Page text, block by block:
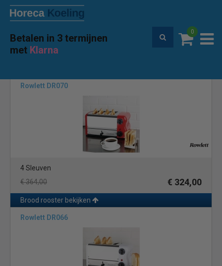
Betalen in 3 termijnen
met Klarna
0
Premium service en garantie
Home Merken
Rowlett DR070
4 Sleuven
€ 364,00
€ 324,00
Brood rooster bekijken
Rowlett DR066